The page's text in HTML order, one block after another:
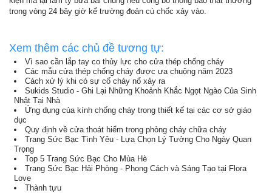
trong vòng 24 bây giờ kể trường đoản cú chốc xảy vào.
Xem thêm các chủ đề tương tự:
Vì sao cần lắp tay co thủy lực cho cửa thép chống cháy
Các mẫu cửa thép chống cháy được ưa chuộng năm 2023
Cách xử lý khi có sự cố cháy nổ xảy ra
Sukids Studio - Ghi Lại Những Khoảnh Khắc Ngọt Ngào Của Sinh
Nhật Tại Nhà
Ứng dụng của kính chống cháy trong thiết kế tại các cơ sở giáo
dục
Quy định về cửa thoát hiểm trong phòng cháy chữa cháy
Trang Sức Bạc Tình Yêu - Lựa Chọn Lý Tưởng Cho Ngày Quan
Trọng
Top 5 Trang Sức Bạc Cho Mùa Hè
Trang Sức Bạc Hải Phòng - Phong Cách và Sáng Tạo tại Flora
Love
Thành tựu